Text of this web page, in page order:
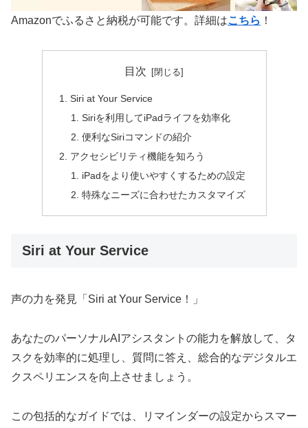
Amazonでふるさと納税が可能です。詳細はこちら ！
目次
Siri at Your Service
Siriを利用してiPadライフを効率化
便利なSiriコマンドの紹介
アクセシビリティ機能を知ろう
iPadをより使いやすくするための設定
特殊なニーズに合わせたカスタマイズ
Siri at Your Service
声の力を発見「Siri at Your Service！」
あなたのパーソナルAIアシスタントの能力を解放して、タ
スクを効率的に処理し、質問に答え、総合的なデジタルエ
クスペリエンスを向上させましょう。
この包括的なガイドでは、リマインダーの設定からスマー